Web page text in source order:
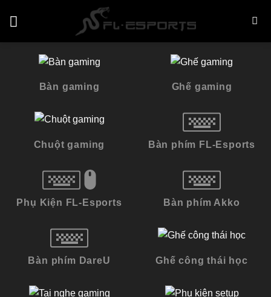
Bàn gaming Ghế gaming
Chuột gaming Bàn phím FL-Esports
Phụ Kiện FL-Esports Bàn phím Akko
Bàn phím DareU Ghế công thái học